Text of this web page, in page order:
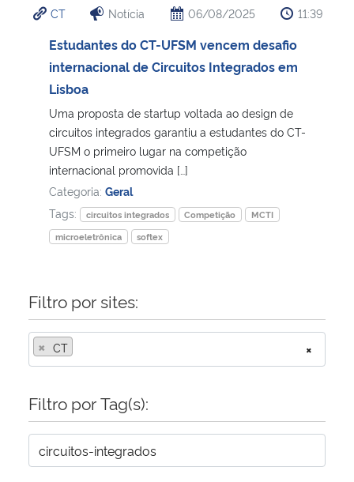
Ministério da Cidadania
Ministério de Minas e Energia
Ministério da Ciência, Tecnologia, Inovações e Comunicações
Ministério do Meio Ambiente
Ministério do Turismo
Controladoria-Geral da União
Ministério da Mulher, da Família e dos Direitos Humanos
Secretaria de Governo
CT Notícia 06/08/2025 11:39
Estudantes do CT-UFSM vencem desafio
internacional de Circuitos Integrados em
Lisboa
Uma proposta de startup voltada ao design de
circuitos integrados garantiu a estudantes do CT-
UFSM o primeiro lugar na competição
internacional promovida […]
Categoria: Geral
Tags:
circuitos integrados Competição
MCTI
microeletrônica
softex
Filtro por sites:
×
× CT
Filtro por Tag(s):